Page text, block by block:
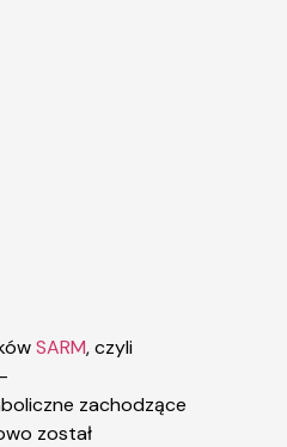
SARM, czyli
zachodzące
został